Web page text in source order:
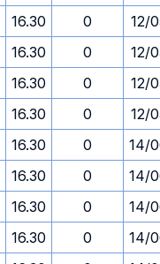
16.30 0
12/
16.30 0
12/
16.30 0
12/
16.30 0
12/
16.30 0
14/
16.30 0
14/
16.30 0
14/
16.30 0
14/